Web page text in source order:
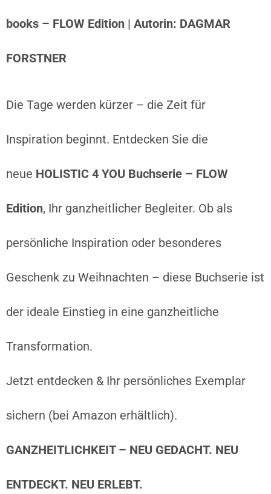
books – FLOW Edition | Autorin: DAGMAR
FORSTNER
Die Tage werden kürzer – die Zeit für
Inspiration beginnt. Entdecken Sie die
neue HOLISTIC 4 YOU Buchserie – FLOW
Edition, Ihr ganzheitlicher Begleiter. Ob als
persönliche Inspiration oder besonderes
Geschenk zu Weihnachten – diese Buchserie ist
der ideale Einstieg in eine ganzheitliche
Transformation.
Jetzt entdecken & Ihr persönliches Exemplar
sichern (bei Amazon erhältlich).
GANZHEITLICHKEIT – NEU GEDACHT. NEU
ENTDECKT. NEU ERLEBT.